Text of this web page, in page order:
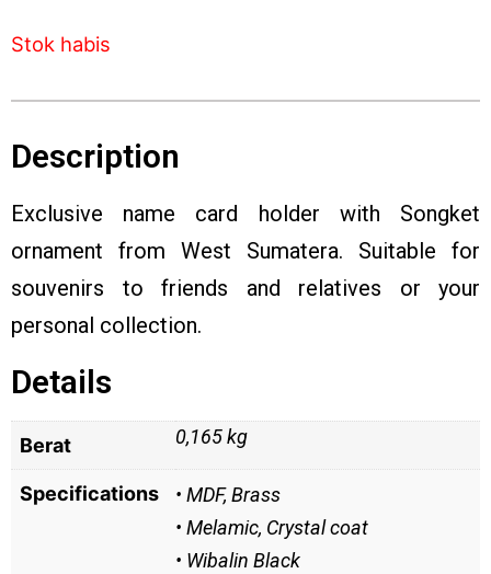
Stok habis
Description
Exclusive name card holder with Songket
ornament from West Sumatera. Suitable for
souvenirs to friends and relatives or your
personal collection.
Details
Berat 0,165 kg
Specifications
• MDF, Brass
• Melamic, Crystal coat
• Wibalin Black